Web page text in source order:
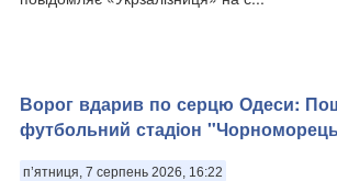
Ворог вдарив по серцю Одеси:
футбольний стадіон
п’ятниця, 7 серпень 2026, 16:22